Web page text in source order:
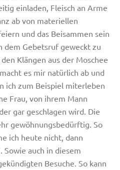
einladen, Fleisch an Arme
ab von materiellen
und das Beisammen sein
dem Gebetsruf geweckt zu
Klängen aus der Moschee
es mir natürlich ab und
ich zum Beispiel miterleben
Frau, von ihrem Mann
gar geschlagen wird. Die
gewöhnungsbedürftig. So
ich heute nicht, dann
Sowie auch in diesem
Besuche. So kann